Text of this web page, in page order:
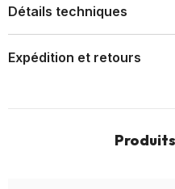
Détails techniques
Expédition et retours